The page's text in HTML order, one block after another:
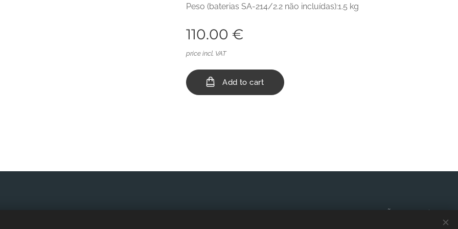
Peso (baterias SA-214/2.2 não incluídas):1.5 kg
110.00 €
price incl. VAT
Add to cart